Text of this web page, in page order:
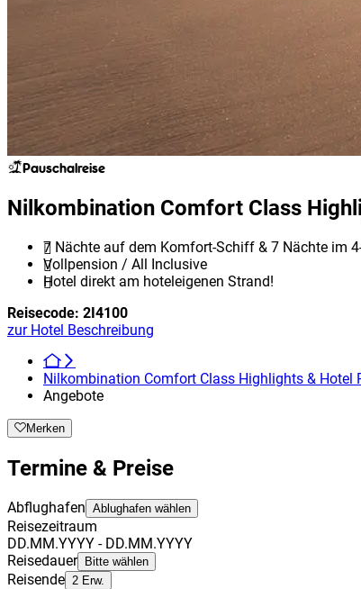
Pauschalreise
Nilkombination Comfort Class
7 Nächte auf dem Komfort-Schiff & 7 Nächte im
Vollpension / All Inclusive
Hotel direkt am hoteleigenen Strand!
Reisecode: 2I4100
zur Hotel Beschreibung
Nilkombination Comfort Class Highlights & Hotel
Angebote
Merken
Termine & Preise
Abflughafen Ablughafen wählen
Reisezeitraum
DD.MM.YYYY - DD.MM.YYYY
Reisedauer Bitte wählen
Reisende 2 Erw.